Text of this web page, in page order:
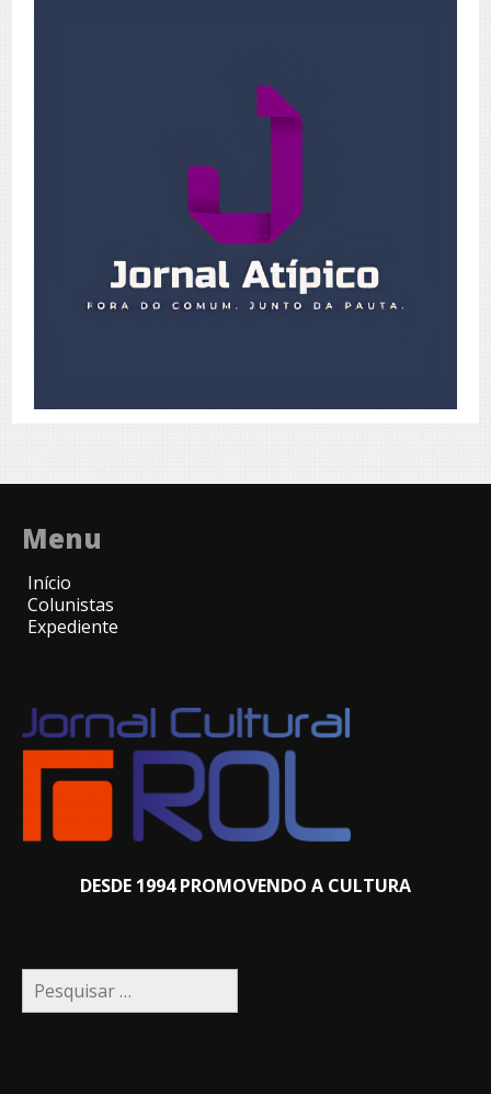
Menu
Início
Colunistas
Expediente
DESDE 1994 PROMOVENDO A CULTURA
Pesquisar
por: